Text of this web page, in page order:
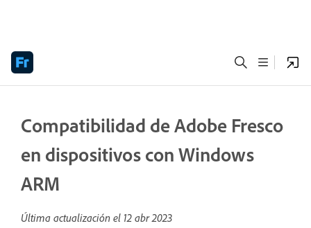
Compatibilidad de Adobe Fresco
en dispositivos con Windows
ARM
Última actualización el 12 abr 2023